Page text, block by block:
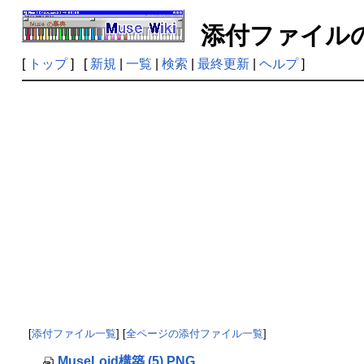
添付ファイ
[ トップ] [ 新規 一覧 検索 最終更新| ヘルプ]
[添付ファイル一覧] [全ページの添付ファイル一覧]
MuseLoid構築 (5).PNG